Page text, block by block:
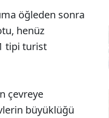
öğleden sonra
henüz
tipi turist
çevreye
büyüklüğü